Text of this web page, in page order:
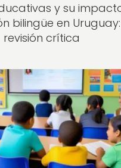
y su
bilingüe en
revisión crítica